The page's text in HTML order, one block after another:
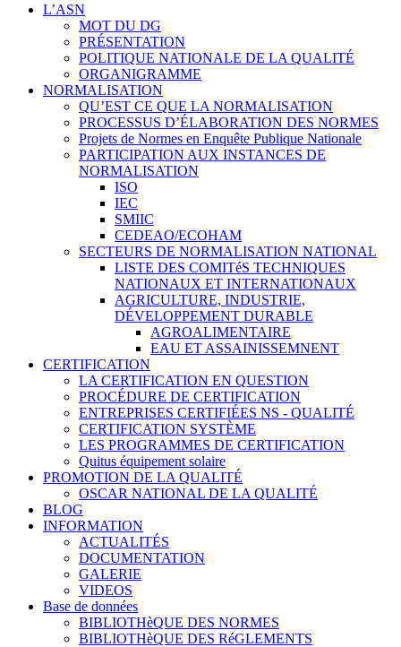
L’ASN
MOT DU DG
PRÉSENTATION
POLITIQUE NATIONALE DE LA QUALITÉ
ORGANIGRAMME
NORMALISATION
QU’EST CE QUE LA NORMALISATION
PROCESSUS D’ÉLABORATION DES NORMES
Projets de Normes en Enquête Publique Nationale
PARTICIPATION AUX INSTANCES DE
NORMALISATION
ISO
IEC
SMIIC
CEDEAO/ECOHAM
SECTEURS DE NORMALISATION NATIONAL
LISTE DES COMITéS TECHNIQUES
NATIONAUX ET INTERNATIONAUX
AGRICULTURE, INDUSTRIE,
DÉVELOPPEMENT DURABLE
AGROALIMENTAIRE
EAU ET ASSAINISSEMNENT
CERTIFICATION
LA CERTIFICATION EN QUESTION
PROCÉDURE DE CERTIFICATION
ENTREPRISES CERTIFIÉES NS - QUALITÉ
CERTIFICATION SYSTÈME
LES PROGRAMMES DE CERTIFICATION
Quitus équipement solaire
PROMOTION DE LA QUALITÉ
OSCAR NATIONAL DE LA QUALITÉ
BLOG
INFORMATION
ACTUALITÉS
DOCUMENTATION
GALERIE
VIDEOS
Base de données
BIBLIOTHèQUE DES NORMES
BIBLIOTHèQUE DES RéGLEMENTS